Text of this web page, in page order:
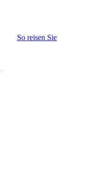
So reisen Sie